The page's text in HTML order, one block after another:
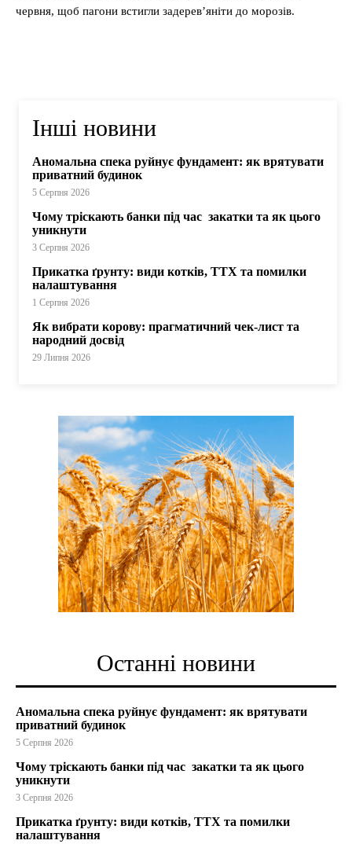
червня, щоб пагони встигли задерев’яніти до морозів.
Інші новини
Аномальна спека руйнує фундамент: як врятувати
приватний будинок
5 Серпня 2026
Чому тріскають банки під час закатки та як цього
уникнути
3 Серпня 2026
Прикатка ґрунту: види котків, ТТХ та помилки
налаштування
1 Серпня 2026
Як вибрати корову: прагматичний чек-лист та
народний досвід
29 Липня 2026
Останні новини
Аномальна спека руйнує фундамент: як врятувати
приватний будинок
5 Серпня 2026
Чому тріскають банки під час закатки та як цього
уникнути
3 Серпня 2026
Прикатка ґрунту: види котків, ТТХ та помилки
налаштування